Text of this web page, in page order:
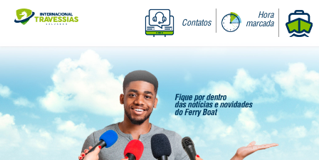
Contatos
Hora
marcada